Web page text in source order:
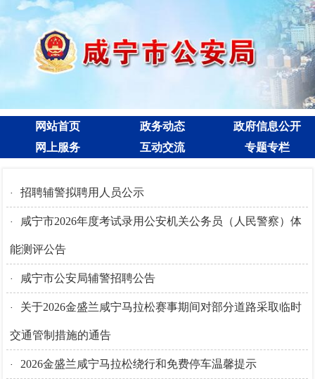
网站首页 政务动态
政府信息公开
网上服务
互动交流 专题专栏
· 招聘辅警拟聘用人员公示
· 咸宁市2026年度考试录用公安机关公务员（人民警察）体
能测评公告
· 咸宁市公安局辅警招聘公告
· 关于2026金盛兰咸宁马拉松赛事期间对部分道路采取临时
交通管制措施的通告
· 2026金盛兰咸宁马拉松绕行和免费停车温馨提示